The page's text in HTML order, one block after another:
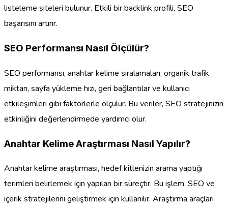
listeleme siteleri bulunur. Etkili bir backlink profili, SEO
başarısını artırır.
SEO Performansı Nasıl Ölçülür?
SEO performansı, anahtar kelime sıralamaları, organik trafik
miktarı, sayfa yükleme hızı, geri bağlantılar ve kullanıcı
etkileşimleri gibi faktörlerle ölçülür. Bu veriler, SEO stratejinizin
etkinliğini değerlendirmede yardımcı olur.
Anahtar Kelime Araştırması Nasıl Yapılır?
Anahtar kelime araştırması, hedef kitlenizin arama yaptığı
terimleri belirlemek için yapılan bir süreçtir. Bu işlem, SEO ve
içerik stratejilerini geliştirmek için kullanılır. Araştırma araçları